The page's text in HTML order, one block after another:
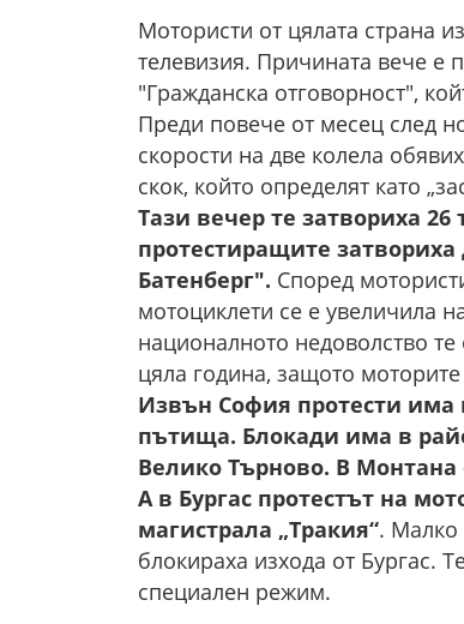
Мотористи от цялата страна
телевизия. Причината вече е
"Гражданска отговорност",
Преди повече от месец след
скорости на две колела
скок, който определят като
Тази вечер те затвориха
протестиращите
Батенберг". Според
мотоциклети се е увеличила
националното недоволство
цяла година, защото
Извън София протести има
пътища. Блокади има в
Велико Търново. В Монтана
А в Бургас протестът на
магистрала „Тракия“. Малко
блокираха изхода от Бургас.
специален режим.